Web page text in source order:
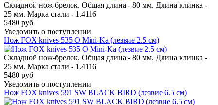
Складной нож-брелок. Общая длина - 80 мм. Длина клинка -
25 мм. Марка стали - 1.4116
5480 руб
Уведомить о поступлении
Нож FOX knives 535 O Mini-Ka (лезвие 2.5 см)
Складной нож-брелок. Общая длина - 80 мм. Длина клинка -
25 мм. Марка стали - 1.4116
5480 руб
Уведомить о поступлении
Нож FOX knives 591 SW BLACK BIRD (лезвие 6.5 см)